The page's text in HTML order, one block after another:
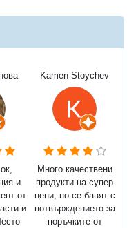
и
от
и
Kamen Stoychev
Много качествени
продукти на супер
цени, но се бавят с
потвърждението за
поръчките от